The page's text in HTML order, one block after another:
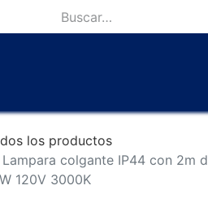
los productos
Lampara colgante IP44 con 2m
120V 3000K